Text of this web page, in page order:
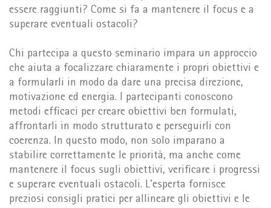
essere raggiunti? Come si fa a mantenere il focus e a
superare eventuali ostacoli?
Chi partecipa a questo seminario impara un approccio
che aiuta a focalizzare chiaramente i propri obiettivi e
a formularli in modo da dare una precisa direzione,
motivazione ed energia. I partecipanti conoscono
metodi efficaci per creare obiettivi ben formulati,
affrontarli in modo strutturato e perseguirli con
coerenza. In questo modo, non solo imparano a
stabilire correttamente le priorità, ma anche come
mantenere il focus sugli obiettivi, verificare i progressi
e superare eventuali ostacoli. L'esperta fornisce
preziosi consigli pratici per allineare gli obiettivi e le